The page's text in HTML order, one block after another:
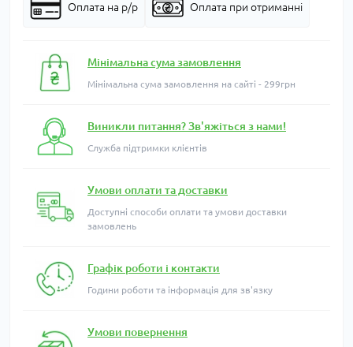
Оплата на р/р Оплата при отриманні
Мінімальна сума замовлення
Мінімальна сума замовлення на сайті - 299грн
Виникли питання? Зв'яжіться з нами!
Служба підтримки клієнтів
Умови оплати та доставки
Доступні способи оплати та умови доставки
замовлень
Графік роботи і контакти
Години роботи та інформація для зв'язку
Умови повернення